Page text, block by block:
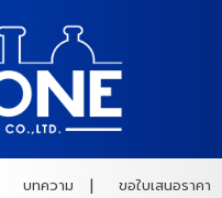
บทความ ขอใบเสนอราคา